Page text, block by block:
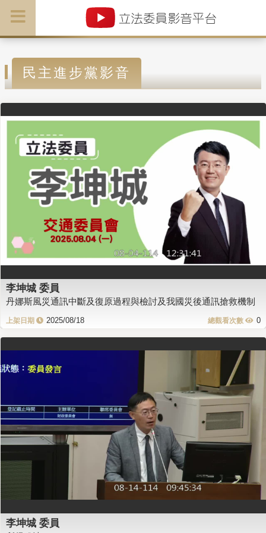
民主進步黨影音
李坤城 委員
丹娜斯風災通訊中斷及復原過程與檢討及我國災後通訊搶救機制
2025/08/18 0
李坤城 委員